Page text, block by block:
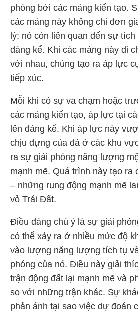
phóng bởi các mảng kiến tạo.
các mảng này không chỉ đơn
lý; nó còn liên quan đến sự
đáng kể. Khi các mảng này di
với nhau, chúng tạo ra áp lực
tiếp xúc.
Mỗi khi có sự va chạm hoặc
các mảng kiến tạo, áp lực tại
lên đáng kể. Khi áp lực này
chịu đựng của đá ở các khu
ra sự giải phóng năng lượng
mạnh mẽ. Quá trình này tạo ra
– những rung động mạnh mẽ
vỏ Trái Đất.
Điều đáng chú ý là sự giải
có thể xảy ra ở nhiều mức độ
vào lượng năng lượng tích tụ
phóng của nó. Điều này giải
trận động đất lại mạnh mẽ và
so với những trận khác. Sự
phản ánh tại sao việc dự đoán